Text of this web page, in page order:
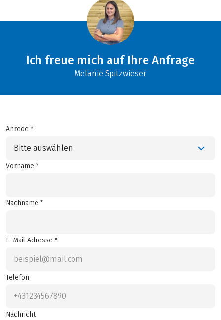
Ich freue mich auf Ihre Anfrage
Melanie Spitzwieser
Anrede *
Bitte auswählen
Vorname *
Nachname *
E-Mail Adresse *
Telefon
Nachricht